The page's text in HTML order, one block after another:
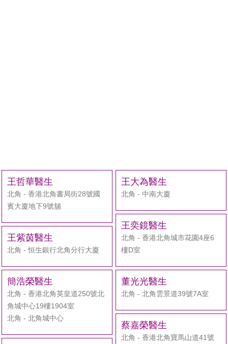
王哲華醫生
北角 - 香港北角書局街28號國
賓大廈地下9號舖
王大為醫生
北角 - 中南大廈
王奕鏡醫生
北角 - 香港北角城市花園4座6
樓D室
王紫茵醫生
北角 - 恒生銀行北角分行大廈
簡浩榮醫生
北角 - 香港北角英皇道250號北
角城中心19樓1904室
北角 - 北角城中心
董光光醫生
北角 - 北角雲景道39號7A室
蔡嘉榮醫生
北角 - 香港北角寶馬山道41號